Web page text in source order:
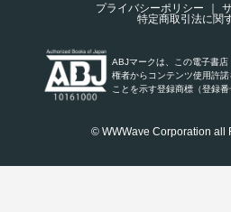
プライバシーポリシー
特定商取引法に関
ABJマークは、この電子書
権者からコンテンツ使用許
ことを示す登録商標（登録
© WWWave Corporation all